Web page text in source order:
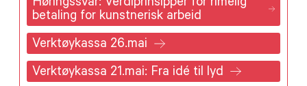
Høringssvar: Verdiprinsipper for rimelig
betaling for kunstnerisk arbeid
Verktøykassa 26.mai
Verktøykassa 21.mai: Fra idé til lyd